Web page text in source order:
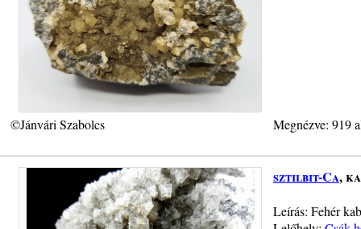
©Jánvári Szabolcs Megnézve: 919
sztilbit-Ca,
Leírás: Fehér